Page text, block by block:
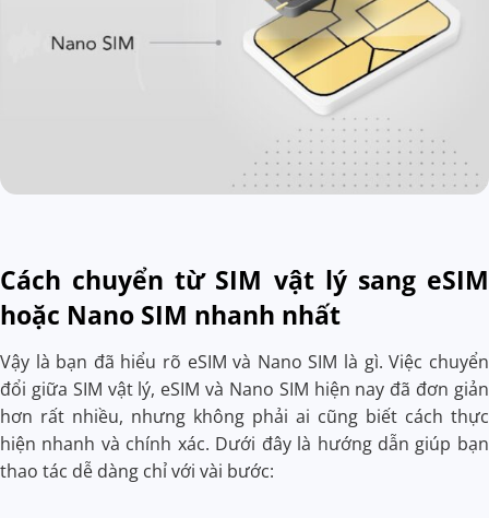
Cách chuyển từ SIM vật lý sang eSIM
hoặc Nano SIM nhanh nhất
Vậy là bạn đã hiểu rõ eSIM và Nano SIM là gì. Việc chuyển
đổi giữa SIM vật lý, eSIM và Nano SIM hiện nay đã đơn giản
hơn rất nhiều, nhưng không phải ai cũng biết cách thực
hiện nhanh và chính xác. Dưới đây là hướng dẫn giúp bạn
thao tác dễ dàng chỉ với vài bước: